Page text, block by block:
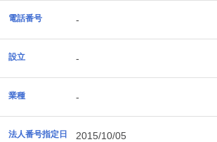
電話番号 -
設立 -
業種 -
法人番号指定日 2015/10/05